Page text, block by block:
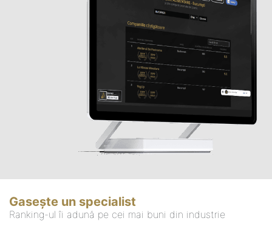
Gasește un specialist
Ranking-ul îi adună pe cei mai buni din industrie